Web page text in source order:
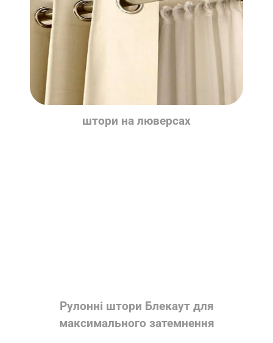
штори на люверсах
Рулонні штори Блекаут для
максимального затемнення